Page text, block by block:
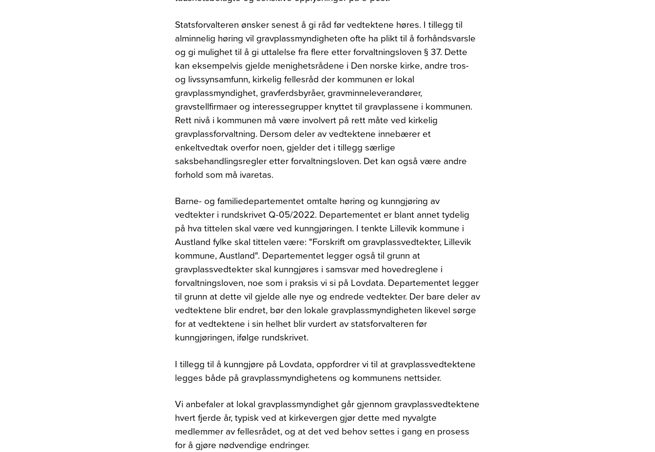
Statsforvalteren ønsker senest å gi råd før vedtektene høres. I tillegg til
alminnelig høring vil gravplassmyndigheten ofte ha plikt til å forhåndsvarsle
og gi mulighet til å gi uttalelse fra flere etter forvaltningsloven § 37. Dette
kan eksempelvis gjelde menighetsrådene i Den norske kirke, andre tros-
og livssynsamfunn, kirkelig fellesråd der kommunen er lokal
gravplassmyndighet, gravferdsbyråer, gravminneleverandører,
gravstellfirmaer og interessegrupper knyttet til gravplassene i kommunen.
Rett nivå i kommunen må være involvert på rett måte ved kirkelig
gravplassforvaltning. Dersom deler av vedtektene innebærer et
enkeltvedtak overfor noen, gjelder det i tillegg særlige
saksbehandlingsregler etter forvaltningsloven. Det kan også være andre
forhold som må ivaretas.
Barne- og familiedepartementet omtalte høring og kunngjøring av
vedtekter i rundskrivet Q-05/2022. Departementet er blant annet tydelig
på hva tittelen skal være ved kunngjøringen. I tenkte Lillevik kommune i
Austland fylke skal tittelen være: "Forskrift om gravplassvedtekter, Lillevik
kommune, Austland". Departementet legger også til grunn at
gravplassvedtekter skal kunngjøres i samsvar med hovedreglene i
forvaltningsloven, noe som i praksis vi si på Lovdata. Departementet legger
til grunn at dette vil gjelde alle nye og endrede vedtekter. Der bare deler av
vedtektene blir endret, bør den lokale gravplassmyndigheten likevel sørge
for at vedtektene i sin helhet blir vurdert av statsforvalteren før
kunngjøringen, ifølge rundskrivet.
I tillegg til å kunngjøre på Lovdata, oppfordrer vi til at gravplassvedtektene
legges både på gravplassmyndighetens og kommunens nettsider.
Vi anbefaler at lokal gravplassmyndighet går gjennom gravplassvedtektene
hvert fjerde år, typisk ved at kirkevergen gjør dette med nyvalgte
medlemmer av fellesrådet, og at det ved behov settes i gang en prosess
for å gjøre nødvendige endringer.